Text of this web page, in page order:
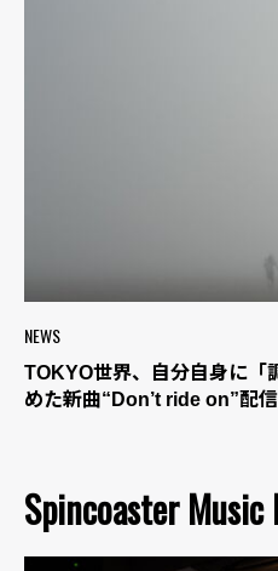
NEWS
TOKYO世界、自分自身に「
めた新曲“Don’t ride on”配信
Spincoaster Music